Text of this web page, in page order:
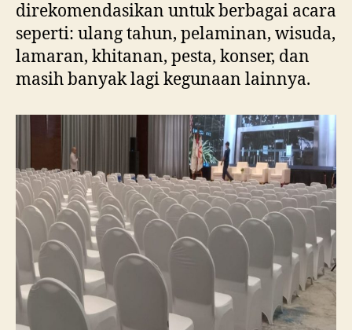
direkomendasikan untuk berbagai acara
seperti: ulang tahun, pelaminan, wisuda,
lamaran, khitanan, pesta, konser, dan
masih banyak lagi kegunaan lainnya.